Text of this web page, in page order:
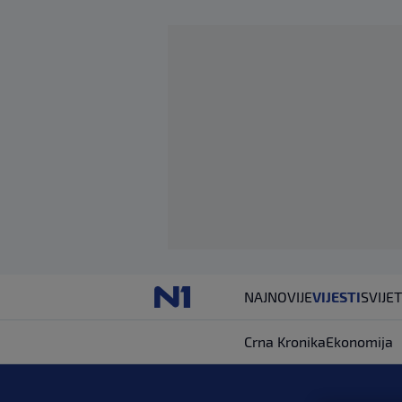
NAJNOVIJEVIJESTISVIJET
Crna KronikaEkonomija